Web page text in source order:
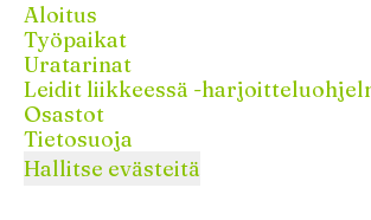
Aloitus
Työpaikat
Uratarinat
Leidit liikkeessä -
Osastot
Tietosuoja
Hallitse evästeitä